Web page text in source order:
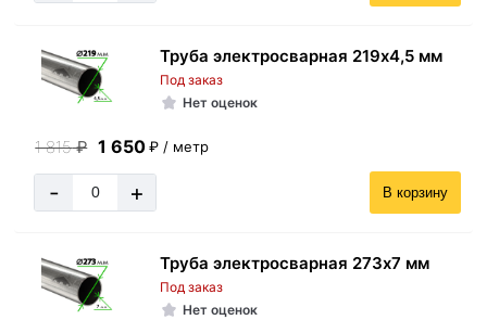
Труба электросварная 219х4,5 мм
Под заказ
Нет оценок
1 815₽ 1 650 ₽ / метр
- + В корзину
Труба электросварная 273х7 мм
Под заказ
Нет оценок